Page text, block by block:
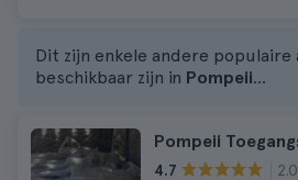
Dit zijn enkele andere
beschikbaar zijn in Pompeii...
Pompeii
4.7